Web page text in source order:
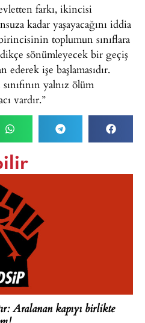
farkı, ikincisi
kadar yaşayacağını iddia
toplumun sınıflara
sönümleyecek bir geçiş
işe başlamasıdır.
yalnız ölüm
vardır.”
Aralanan kapıyı birlikte